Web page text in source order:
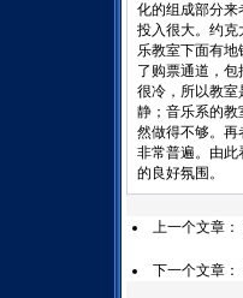
化的组成部分来
投入很大。约克
乐教室下面有地
了购票通道，
很冷，所以教室
静；音乐系的教
然做得不够。再
非常普遍。由此
的良好氛围。
上一个文章：
下一个文章：